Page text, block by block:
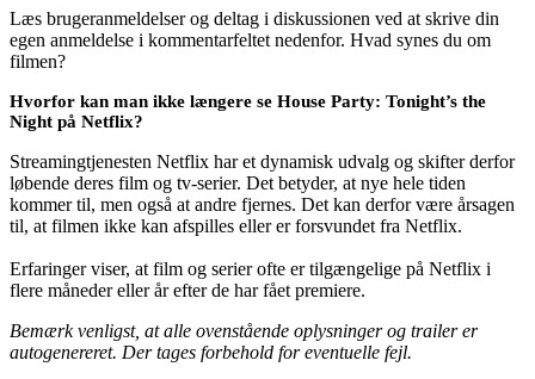
Læs brugeranmeldelser og deltag i diskussionen ved at skrive din
egen anmeldelse i kommentarfeltet nedenfor. Hvad synes du om
filmen?
Hvorfor kan man ikke længere se House Party: Tonight’s the
Night på Netflix?
Streamingtjenesten Netflix har et dynamisk udvalg og skifter derfor
løbende deres film og tv-serier. Det betyder, at nye hele tiden
kommer til, men også at andre fjernes. Det kan derfor være årsagen
til, at filmen ikke kan afspilles eller er forsvundet fra Netflix.
Erfaringer viser, at film og serier ofte er tilgængelige på Netflix i
flere måneder eller år efter de har fået premiere.
Bemærk venligst, at alle ovenstående oplysninger og trailer er
autogenereret. Der tages forbehold for eventuelle fejl.